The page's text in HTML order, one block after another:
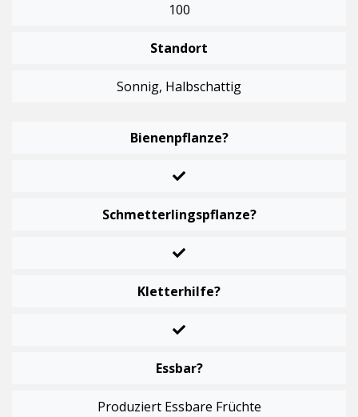
100
Standort
Sonnig, Halbschattig
Bienenpflanze?
Schmetterlingspflanze?
Kletterhilfe?
Essbar?
Produziert Essbare Früchte